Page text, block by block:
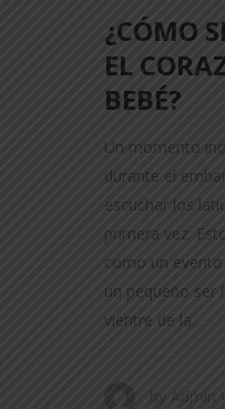
¿CÓMO
EL
BEBÉ?
Un momento
durante el
escuchar los
primera vez.
como un
un pequeño ser
vientre de la...
by Admin